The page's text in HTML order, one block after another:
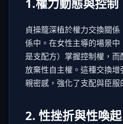
貞操籠深植於權力交換關
係中。在女性主導的場景
是支配方）掌握控制權，
放棄性自主權。這種交換
親密感，強化了支配與臣服
2. 性挫折與性喚起